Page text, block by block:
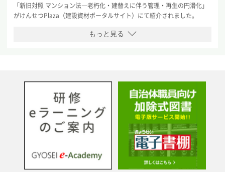
「新旧対照 マンション法―老朽化・建替えに伴う管理・再生の円滑化」
がけんせつPlaza（建設資材ポータルサイト）にて紹介されました。
もっと見る